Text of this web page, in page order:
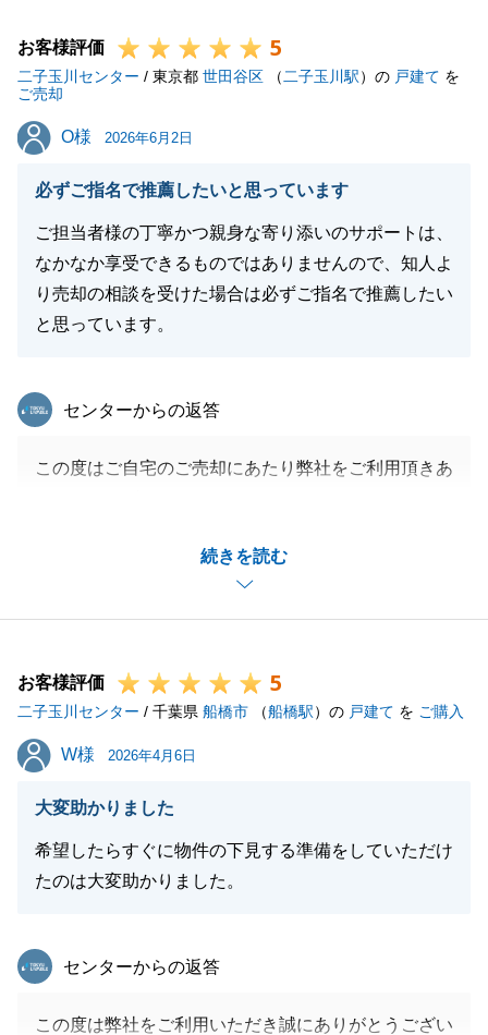
お取引は完了致しましたが、今後、何かお困り事やご
不明な点、ご要望等ございましたらお気軽にご連絡下
さい。
今後とも弊社をご愛顧くださいますよう、どうぞ宜し
閉じる
お客様評価 5
二子玉川センター / 東京都 世田谷区 （ 二子玉川駅）の 戸建て を
ご売却
O様
O様 2026年6月2日
必ずご指名で推薦したいと思っています
ご担当者様の丁寧かつ親身な寄り添いのサポートは、
なかなか享受できるものではありませんので、知人よ
り売却の相談を受けた場合は必ずご指名で推薦したい
と思っています。
続きを読む
東急リバブル
センターからの返答
この度はご自宅のご売却にあたり弊社をご利用頂きあ
したが、粘ったかいがあり、条件良くご売却出来て嬉
リフォームのお立会い等、ご協力頂く事も多かったで
ご売却の手続きは全て完了しておりますが、引き続き
お付き合いのほど宜しくお願いいたします。
お客様評価 5
二子玉川センター / 千葉県 船橋市 （船橋駅）の 戸建て を ご購入
W様
W様 2026年4月6日
大変助かりました
希望したらすぐに物件の下見する準備をしていただけ
たのは大変助かりました。
東急リバブル
センターからの返答
この度は弊社をご利用いただき誠にありがとうござい